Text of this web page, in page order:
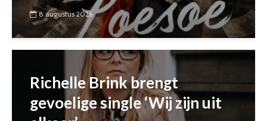
8 augustus 2026
Richelle Brink brengt
gevoelige single ‘Wij zijn uit